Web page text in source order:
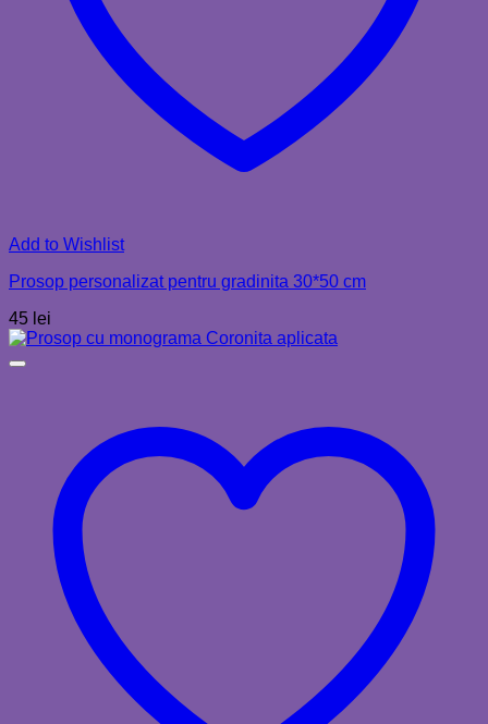
Add to Wishlist
Prosop personalizat pentru gradinita 30*50 cm
45 lei